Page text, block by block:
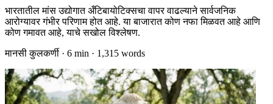
भारतातील मांस उद्योगात अँटिबायोटिक्सचा वापर वाढल्याने सार्वजनिक
आरोग्यावर गंभीर परिणाम होत आहे. या बाजारात कोण नफा मिळवत आहे आणि
कोण गमावत आहे, याचे सखोल विश्लेषण.
मानसी कुलकर्णी · 6 min · 1,315 words